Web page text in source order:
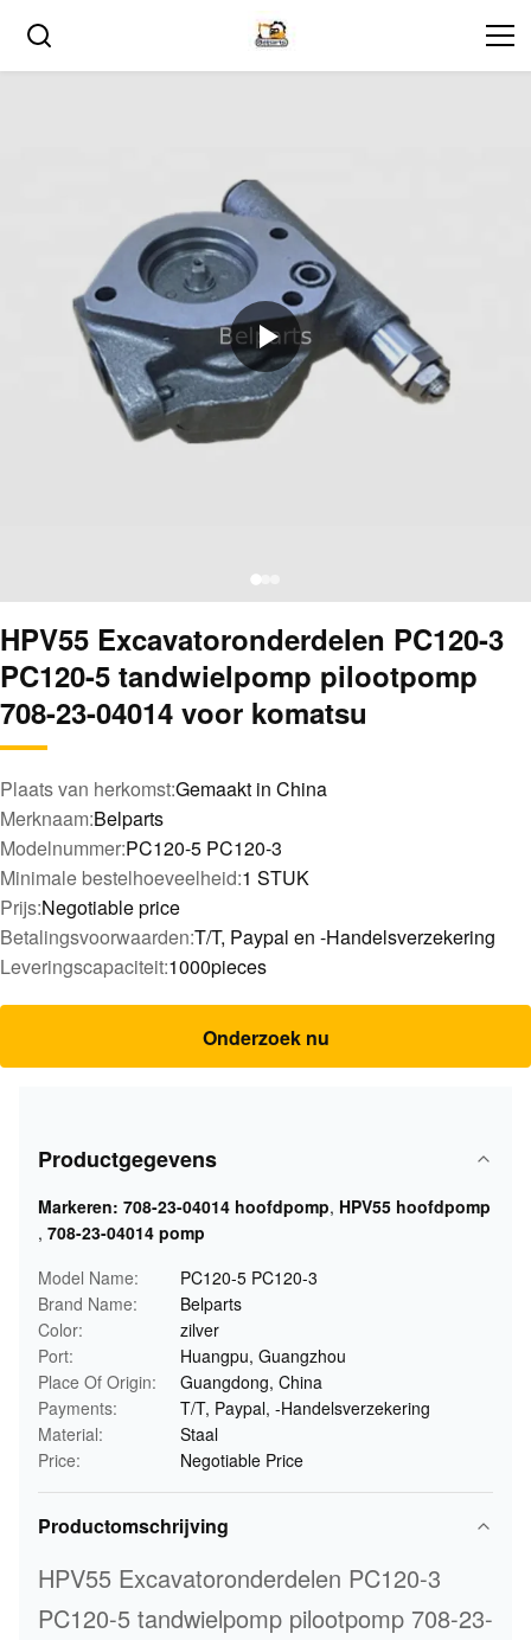
HPV55 Excavatoronderdelen PC120-3
PC120-5 tandwielpomp pilootpomp
708-23-04014 voor komatsu
Plaats van herkomst:Gemaakt in China
Merknaam:Belparts
Modelnummer:PC120-5 PC120-3
Minimale bestelhoeveelheid:1 STUK
Prijs:Negotiable price
Betalingsvoorwaarden:T/T, Paypal en -Handelsverzekering
Leveringscapaciteit:1000pieces
Onderzoek nu
Productgegevens
Markeren: 708-23-04014 hoofdpomp, HPV55 hoofdpomp
, 708-23-04014 pomp
Model Name:
PC120-5 PC120-3
Brand Name:
Belparts
Color:
zilver
Port:
Huangpu, Guangzhou
Place Of Origin:
Guangdong, China
Payments:
T/T, Paypal, -Handelsverzekering
Material:
Staal
Price:
Negotiable Price
Productomschrijving
HPV55 Excavatoronderdelen PC120-3
PC120-5 tandwielpomp pilootpomp 708-23-